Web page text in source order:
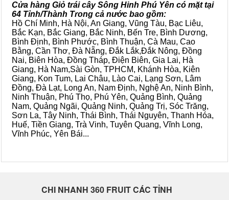
Cửa hàng Giỏ trái cây Sông Hinh Phú Yên có mặt tại
64 Tỉnh/Thành Trong cả nước bao gồm:
Hồ Chí Minh, Hà Nội, An Giang, Vũng Tàu, Bạc Liêu,
Bắc Kạn, Bắc Giang, Bắc Ninh, Bến Tre, Bình Dương,
Bình Định, Bình Phước, Bình Thuận, Cà Mau, Cao
Bằng, Cần Thơ, Đà Nẵng, Đắk Lắk,Đắk Nông, Đồng
Nai, Biên Hòa, Đồng Tháp, Điện Biên, Gia Lai, Hà
Giang, Hà Nam,Sài Gòn, TPHCM, Khánh Hòa, Kiên
Giang, Kon Tum, Lai Châu, Lào Cai, Lạng Sơn, Lâm
Đồng, Đà Lạt, Long An, Nam Định, Nghệ An, Ninh Bình,
Ninh Thuận, Phú Thọ, Phú Yên, Quảng Bình, Quảng
Nam, Quảng Ngãi, Quảng Ninh, Quảng Trị, Sóc Trăng,
Sơn La, Tây Ninh, Thái Bình, Thái Nguyên, Thanh Hóa,
Huế, Tiền Giang, Trà Vinh, Tuyên Quang, Vĩnh Long,
Vĩnh Phúc, Yên Bái...
CHI NHANH 360 FRUIT CÁC TỈNH